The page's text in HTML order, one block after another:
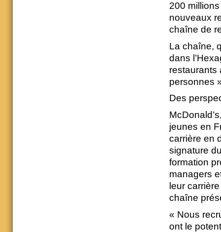
200
nouveaux
chaîne de
La chaîne,
dans
restaurants
personnes
Des
jeunes en
carrière en
signature
formation
managers
leur
chaîne
« Nous
ont le